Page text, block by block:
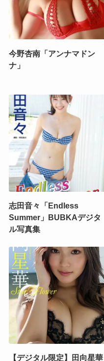
今野杏南「アンナマドン
ナ」
志田音々「Endless
Summer」BUBKAデジタ
ル写真集
【デジタル限定】田向星華